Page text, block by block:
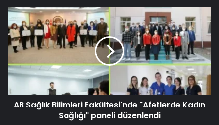
AB Sağlık Bilimleri Fakültesi'nde "Afetlerde Kadın
Sağlığı" paneli düzenlendi